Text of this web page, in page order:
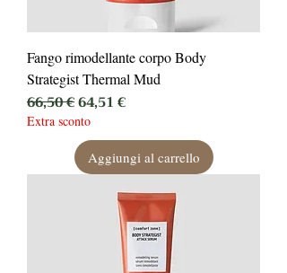
Fango rimodellante corpo Body
Strategist Thermal Mud
Prezzo regolare
66,50 €Prezzo scontato
64,51 €
Extra sconto
Aggiungi al carrello